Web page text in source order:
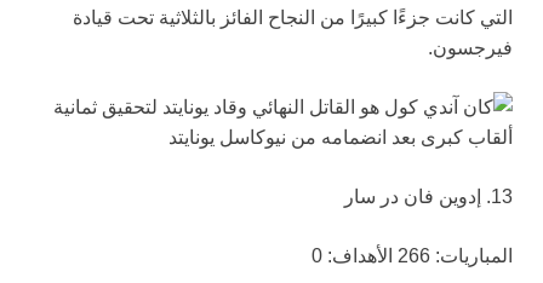
التي كانت جزءًا كبيرًا من النجاح الفائز بالثلاثية تحت قيادة
فيرجسون.
13. إدوين فان در سار
المباريات: 266 الأهداف: 0